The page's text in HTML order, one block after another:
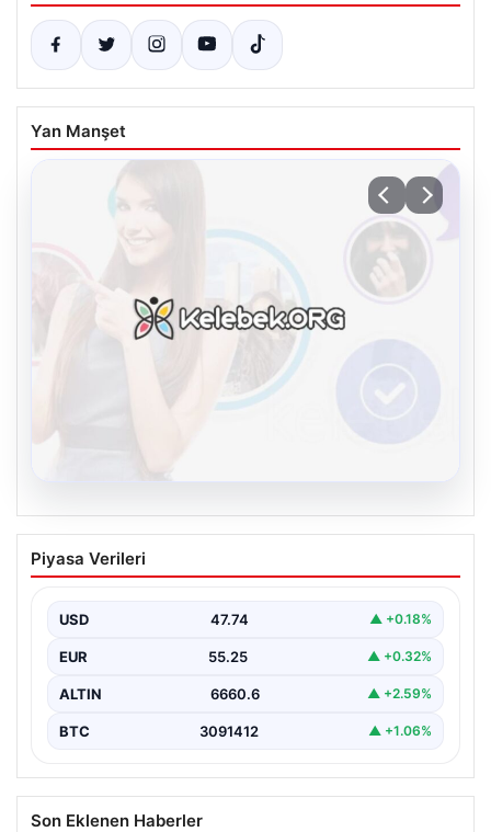
Yan Manşet
Kelebek chat adresi İle Çevrim içi
İletişimin Güvenli Adresi Ve Sohbet
Sanal çağında bireylerin seviyeli bir tarzda bağlantı
Piyasa Verileri
USD 47.74 ▲ +0.18%
EUR 55.25 ▲ +0.32%
ALTIN 6660.6 ▲ +2.59%
BTC 3091412 ▲ +1.06%
Son Eklenen Haberler